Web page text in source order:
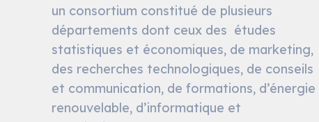
un consortium constitué de plusieurs
départements dont ceux des études
statistiques et économiques, de marketing,
des recherches technologiques, de conseils
et communication, de formations, d’énergie
renouvelable, d’informatique et